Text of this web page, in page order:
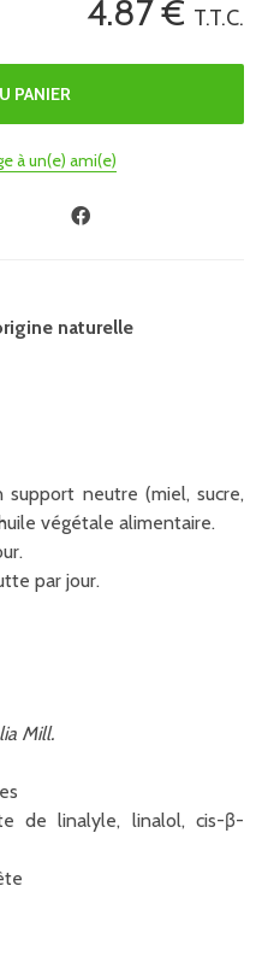
4.87€ T.T.C.
à un(e) ami(e)
naturelle
neutre (miel, sucre,
végétale alimentaire.
par jour.
Mill.
de linalyle, linalol, cis-β-